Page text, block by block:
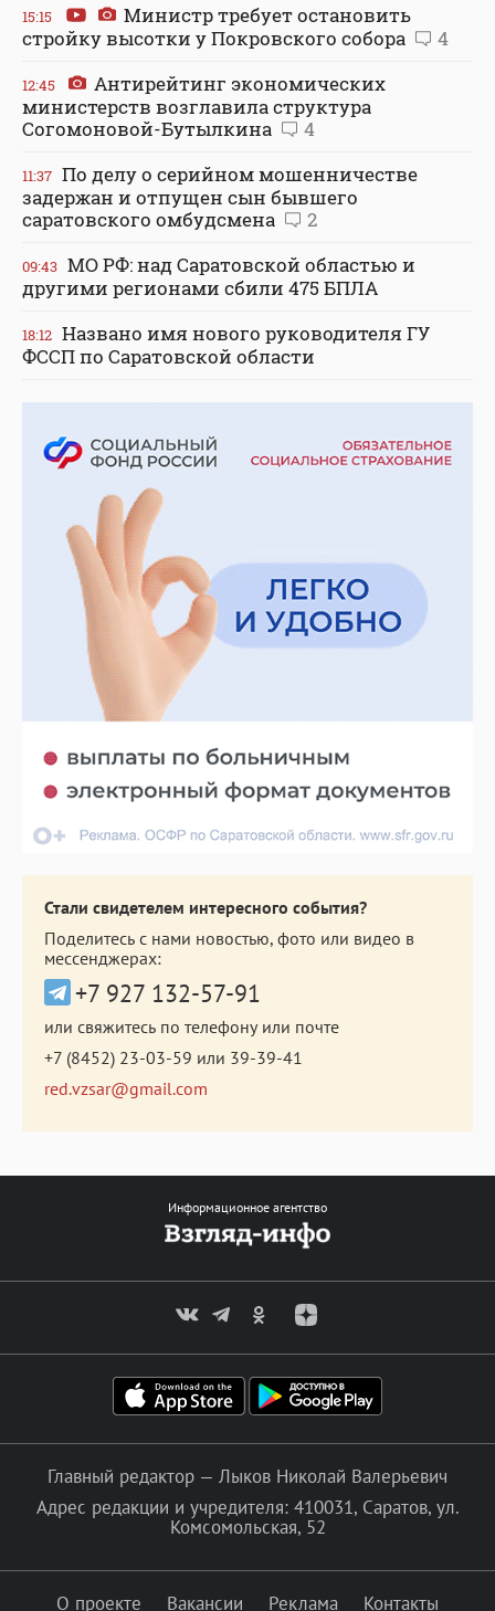
15:15
Министр требует остановить
стройку высотки у Покровского собора
4
12:45
Антирейтинг экономических
министерств возглавила структура
Согомоновой-Бутылкина
4
11:37 По делу о серийном мошенничестве
задержан и отпущен сын бывшего
саратовского омбудсмена
2
09:43 МО РФ: над Саратовской областью и
другими регионами сбили 475 БПЛА
18:12 Названо имя нового руководителя ГУ
ФССП по Саратовской области
Стали свидетелем интересного события?
Поделитесь с нами новостью, фото или видео в
мессенджерах:
+7 927 132-57-91
или свяжитесь по телефону или почте
+7 (8452) 23-03-59 или 39-39-41
red.vzsar@gmail.com
Информационное агентство
Главный редактор — Лыков Николай Валерьевич
Адрес редакции и учредителя: 410031, Саратов, ул.
Комсомольская, 52
О проекте Вакансии Реклама Контакты